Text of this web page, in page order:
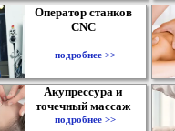
Оператор станков
CNC
подробнее >>
Акупрессура и
точечный массаж
подробнее >>